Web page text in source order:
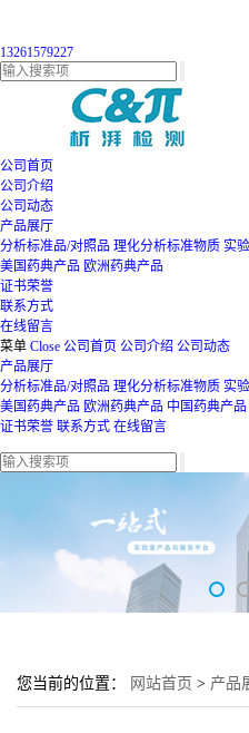
13261579227
公司首页
公司介绍
公司动态
产品展厅
分析标准品/对照品 理化分析标准物质 实
美国药典产品 欧洲药典产品
证书荣誉
联系方式
在线留言
菜单 Close 公司首页 公司介绍 公司动态
产品展厅
分析标准品/对照品 理化分析标准物质 实
美国药典产品 欧洲药典产品 中国药典产品
证书荣誉 联系方式 在线留言
您当前的位置： 网站首页 > 产品